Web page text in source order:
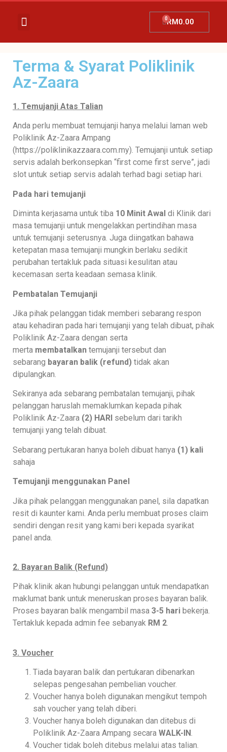
RM0.00
Terma & Syarat Poliklinik
Az-Zaara
1. Temujanji Atas Talian
Anda perlu membuat temujanji hanya melalui laman web
Poliklinik Az-Zaara Ampang
(https://poliklinikazzaara.com.my). Temujanji untuk setiap
servis adalah berkonsepkan “first come first serve”, jadi
slot untuk setiap servis adalah terhad bagi setiap hari.
Pada hari temujanji
Diminta kerjasama untuk tiba 10 Minit Awal di Klinik dari
masa temujanji untuk mengelakkan pertindihan masa
untuk temujanji seterusnya. Juga diingatkan bahawa
ketepatan masa temujanji mungkin berlaku sedikit
perubahan tertakluk pada situasi kesulitan atau
kecemasan serta keadaan semasa klinik.
Pembatalan Temujanji
Jika pihak pelanggan tidak memberi sebarang respon
atau kehadiran pada hari temujanji yang telah dibuat, pihak
Poliklinik Az-Zaara dengan serta
merta membatalkan temujanji tersebut dan
sebarang bayaran balik (refund) tidak akan
dipulangkan.
Sekiranya ada sebarang pembatalan temujanji, pihak
pelanggan haruslah memaklumkan kepada pihak
Poliklinik Az-Zaara (2) HARI sebelum dari tarikh
temujanji yang telah dibuat.
Sebarang pertukaran hanya boleh dibuat hanya (1) kali
sahaja
Temujanji menggunakan Panel
Jika pihak pelanggan menggunakan panel, sila dapatkan
resit di kaunter kami. Anda perlu membuat proses claim
sendiri dengan resit yang kami beri kepada syarikat
panel anda.
2. Bayaran Balik (Refund)
Pihak klinik akan hubungi pelanggan untuk mendapatkan
maklumat bank untuk meneruskan proses bayaran balik.
Proses bayaran balik mengambil masa 3-5 hari bekerja.
Tertakluk kepada admin fee sebanyak RM 2.
3. Voucher
Tiada bayaran balik dan pertukaran dibenarkan
selepas pengesahan pembelian voucher.
Voucher hanya boleh digunakan mengikut tempoh
sah voucher yang telah diberi.
Voucher hanya boleh digunakan dan ditebus di
Poliklinik Az-Zaara Ampang secara WALK-IN.
Voucher tidak boleh ditebus melalui atas talian.